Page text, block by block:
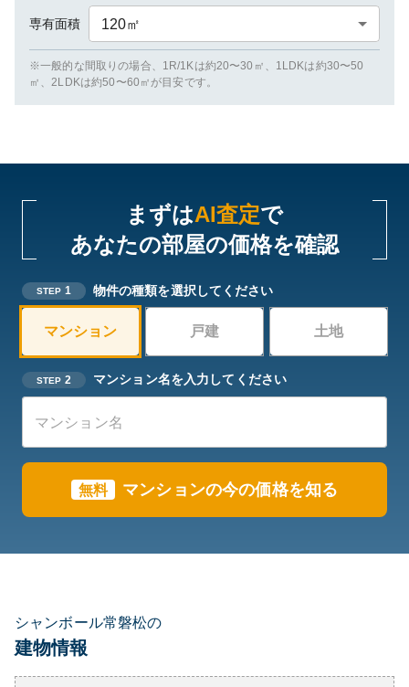
専有面積 120㎡
※一般的な間取りの場合、1R/1Kは約20〜30㎡、1LDKは約30〜50
㎡、2LDKは約50〜60㎡が目安です。
まずはAI査定で
あなたの部屋の価格を確認
STEP 1 物件の種類を選択してください
マンション 戸建 土地
STEP 2 マンション名を入力してください
無料 マンションの今の価格を知る
シャンボール常磐松の
建物情報